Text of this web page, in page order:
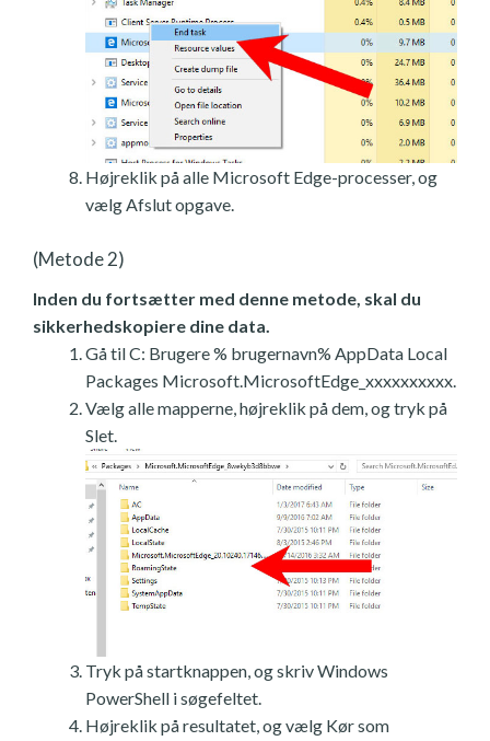
Højreklik på alle Microsoft Edge-processer, og
vælg Afslut opgave.
(Metode 2)
Inden du fortsætter med denne metode, skal du
sikkerhedskopiere dine data.
Gå til C: Brugere % brugernavn% AppData Local
Packages Microsoft.MicrosoftEdge_xxxxxxxxxx.
Vælg alle mapperne, højreklik på dem, og tryk på
Slet.
Tryk på startknappen, og skriv Windows
PowerShell i søgefeltet.
Højreklik på resultatet, og vælg Kør som